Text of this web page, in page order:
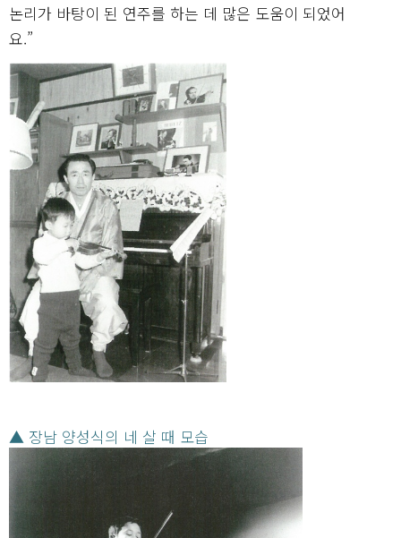
논리가 바탕이 된 연주를 하는 데 많은 도움이 되었어
요.”
▲ 장남 양성식의 네 살 때 모습